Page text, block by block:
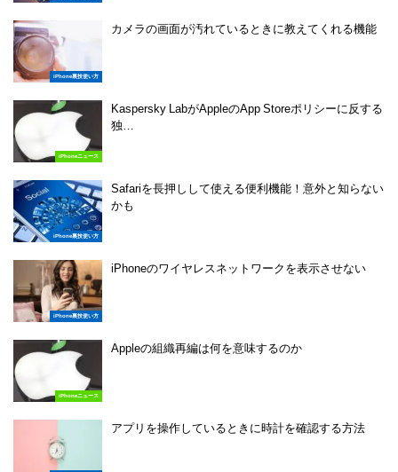
iPhone裏技使い方
カメラの画面が汚れているときに教えてくれる機能
iPhoneニュース
Kaspersky LabがAppleのApp Storeポリシーに反する
独…
iPhone裏技使い方
Safariを長押しして使える便利機能！意外と知らない
かも
iPhone裏技使い方
iPhoneのワイヤレスネットワークを表示させない
iPhoneニュース
Appleの組織再編は何を意味するのか
アプリを操作しているときに時計を確認する方法